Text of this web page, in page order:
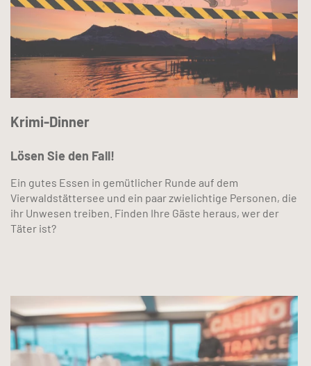
Krimi-Dinner
Lösen Sie den Fall!
Ein gutes Essen in gemütlicher Runde auf dem
Vierwaldstättersee und ein paar zwielichtige Personen, die
ihr Unwesen treiben. Finden Ihre Gäste heraus, wer der
Täter ist?